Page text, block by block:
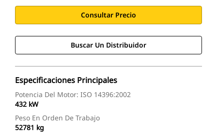
Consultar Precio
Buscar Un Distribuidor
Especificaciones Principales
Potencia Del Motor: ISO 14396:2002
432 kW
Peso En Orden De Trabajo
52781 kg